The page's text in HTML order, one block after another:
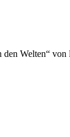
den Welten“